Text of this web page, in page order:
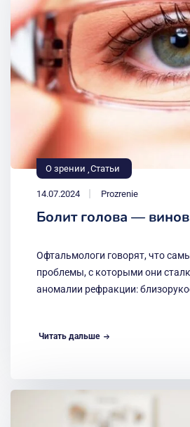
О зрении Статьи
14.07.2024 Prozrenie
Болит голова —
Офтальмологи говорят, что
проблемы, с которыми они
аномалии рефракции:
Читать дальше